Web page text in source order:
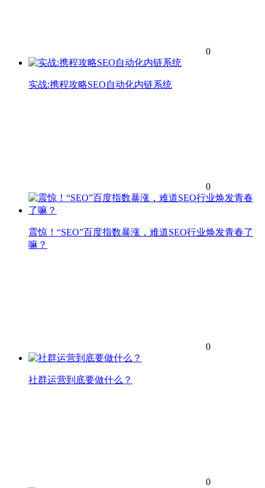
0
实战:携程攻略SEO自动化内链系统
0
震惊！“SEO”百度指数暴涨，难道SEO行业焕发青春了
嘛？
0
社群运营到底要做什么？
0